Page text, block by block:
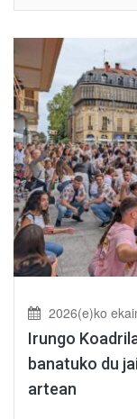
2026(e)ko
Irungo
banatuko du
artean